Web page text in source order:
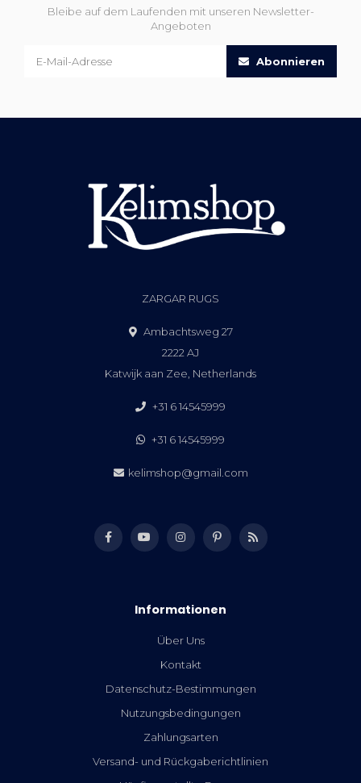
Bleibe auf dem Laufenden mit unseren Newsletter-
Angeboten
Abonnieren
ZARGAR RUGS
Ambachtsweg 27
2222 AJ
Katwijk aan Zee, Netherlands
+31 6 14545999
+31 6 14545999
kelimshop@gmail.com
Informationen
Über Uns
Kontakt
Datenschutz-Bestimmungen
Nutzungsbedingungen
Zahlungsarten
Versand- und Rückgaberichtlinien